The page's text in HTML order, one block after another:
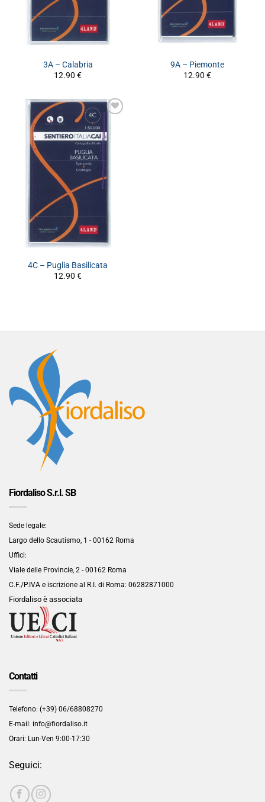
3A – Calabria
12.90 €
9A – Piemonte
12.90 €
4C – Puglia Basilicata
12.90 €
Fiordaliso S.r.l. SB
Sede legale:
Largo dello Scautismo, 1 - 00162 Roma
Uffici:
Viale delle Provincie, 2 - 00162 Roma
C.F./P.IVA e iscrizione al R.I. di Roma: 06282871000
Fiordaliso è associata
Contatti
Telefono: (+39) 06/68808270
E-mail: info@fiordaliso.it
Orari: Lun-Ven 9:00-17:30
Seguici: